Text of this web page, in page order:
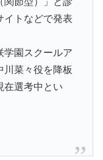
イトなどで発表
学園スクールア
川菜々役を降板
在選考中とい